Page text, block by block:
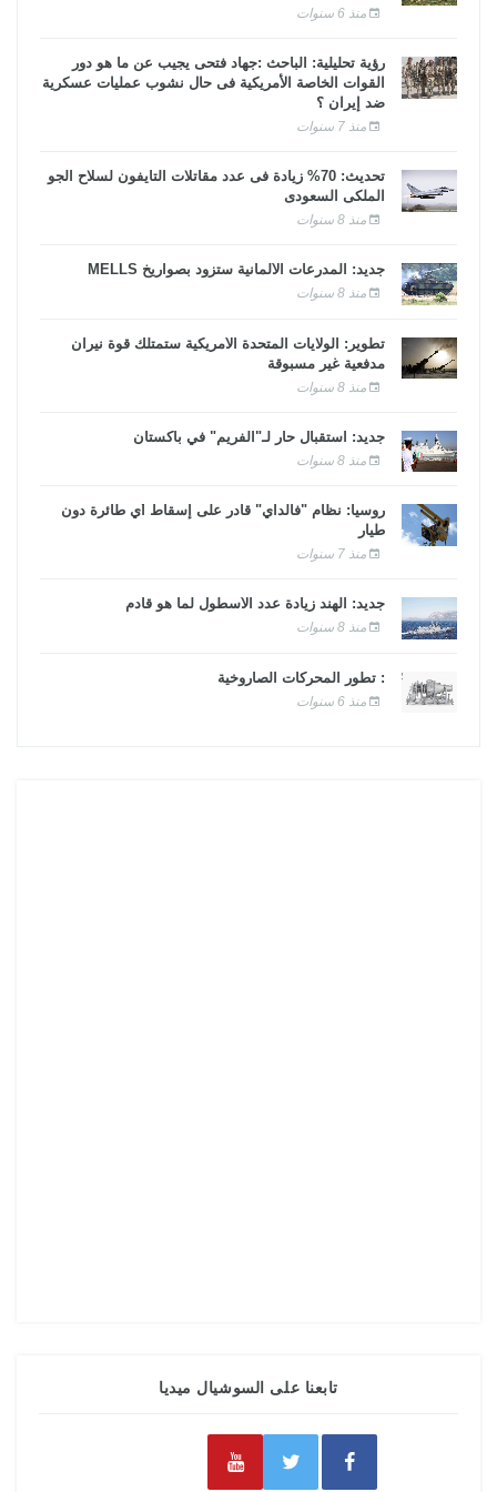
منذ 6 سنوات
رؤية تحليلية: الباحث :جهاد فتحى يجيب عن ما هو دور
القوات الخاصة الأمريكية فى حال نشوب عمليات عسكرية
ضد إيران ؟
منذ 7 سنوات
تحديث: 70% زيادة فى عدد مقاتلات التايفون لسلاح الجو
الملكى السعودى
منذ 8 سنوات
جديد: المدرعات الألمانية ستزود بصواريخ MELLS
منذ 8 سنوات
تطوير: الولايات المتحدة الأمريكية ستمتلك قوة نيران
مدفعية غير مسبوقة
منذ 8 سنوات
جديد: استقبال حار لـ"الفريم" في باكستان
منذ 8 سنوات
روسيا: نظام "فالداي" قادر على إسقاط أي طائرة دون
طيار
منذ 7 سنوات
جديد: الهند زيادة عدد الأسطول لما هو قادم
منذ 8 سنوات
: تطور المحركات الصاروخية
منذ 6 سنوات
تابعنا على السوشيال ميديا